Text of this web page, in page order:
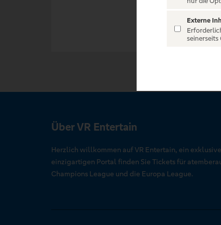
Über VR Entertain
Herzlich willkommen auf VR Entertain, ein
einzigartigen Portal finden Sie Tickets für
Champions League und die Europa League.
Externe
seinerseits